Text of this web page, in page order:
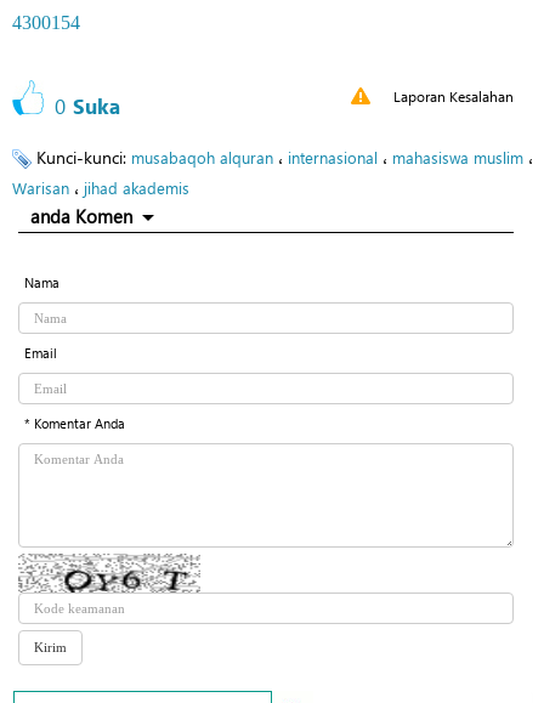
4300154
0 Suka Laporan Kesalahan
Kunci-kunci: musabaqoh alquran ، internasional ، mahasiswa muslim ،
Warisan ، jihad akademis
anda Komen
Nama
Email
* Komentar Anda